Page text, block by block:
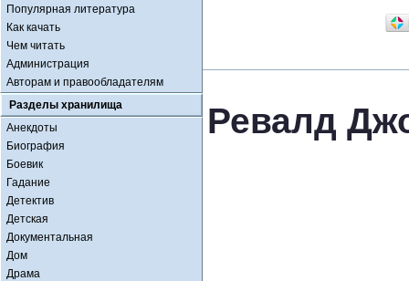
Популярная литература
Как качать
Чем читать
Администрация
Авторам и правообладателям
Разделы хранилища
Анекдоты
Биография
Боевик
Гадание
Детектив
Детская
Документальная
Дом
Драма
Ревалд